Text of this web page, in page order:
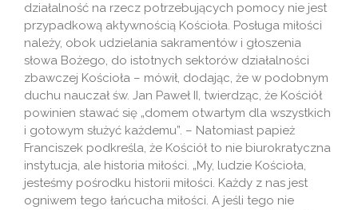
działalność na rzecz potrzebujących pomocy nie jest
przypadkową aktywnością Kościoła. Posługa miłości
należy, obok udzielania sakramentów i głoszenia
słowa Bożego, do istotnych sektorów działalności
zbawczej Kościoła – mówił, dodając, że w podobnym
duchu nauczał św. Jan Paweł II, twierdząc, że Kościół
powinien stawać się „domem otwartym dla wszystkich
i gotowym służyć każdemu”. – Natomiast papież
Franciszek podkreśla, że Kościół to nie biurokratyczna
instytucja, ale historia miłości. „My, ludzie Kościoła,
jesteśmy pośrodku historii miłości. Każdy z nas jest
ogniwem tego łańcucha miłości. A jeśli tego nie